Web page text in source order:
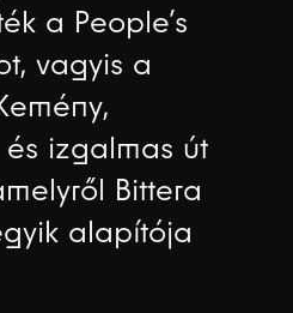
a People’s
vagyis a
izgalmas út
Bittera
alapítója